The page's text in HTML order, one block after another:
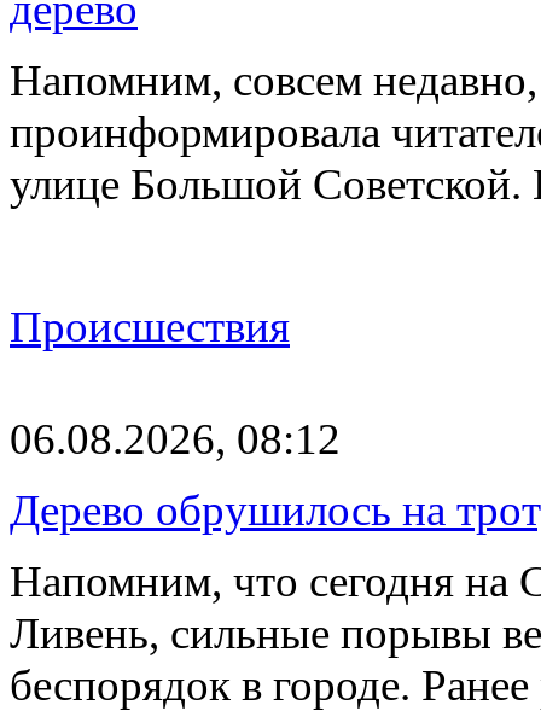
Напомним, совсем
проинформировала
улице Большой Советской.
Происшествия
06.08.2026, 08:12
Дерево обрушилось на
Напомним, что сегодня на
Ливень, сильные порывы
беспорядок в городе.